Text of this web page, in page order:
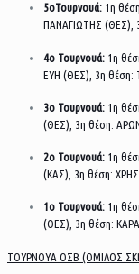
5οΤουρνουά: 1η
ΠΑΝΑΓΙΩΤΗΣ (ΘΕΣ),
4ο Τουρνουά: 1η
ΕΥΗ (ΘΕΣ), 3η
3ο Τουρνουά: 1η
(ΘΕΣ), 3η θέση:
2ο Τουρνουά: 1η
(ΚΑΣ), 3η θέση:
1ο Τουρνουά: 1η
(ΘΕΣ), 3η θέση:
ΤΟΥΡΝΟΥΑ ΟΣΒ (ΟΜΙΛΟΣ